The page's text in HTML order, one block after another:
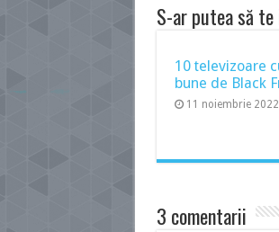
S-ar putea să
10 televizoare
bune de Black
11 noiembrie 2022
3 comentarii